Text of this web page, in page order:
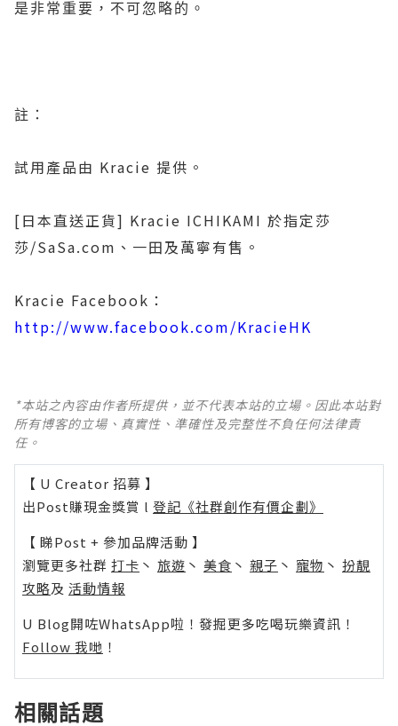
是非常重要，不可忽略的。
註：
試用產品由 Kracie 提供。
[日本直送正貨] Kracie ICHIKAMI 於指定莎
莎/SaSa.com 、一田及萬寧有售。
Kracie Facebook ：
http://www.facebook.com/KracieHK
*本站之內容由作者所提供，並不代表本站的立場。因此本站對
所有博客的立場、真實性、準確性及完整性不負任何法律責
任。
【 U Creator 招募 】
出Post賺現金獎賞 l 登記《社群創作有價企劃》
【 睇Post + 參加品牌活動 】
瀏覽更多社群 打卡 丶 旅遊 丶 美食 丶 親子 丶 寵物 丶 扮靚
攻略及 活動情報
U Blog開咗WhatsApp啦！發掘更多吃喝玩樂資訊！
Follow 我哋 ！
相關話題